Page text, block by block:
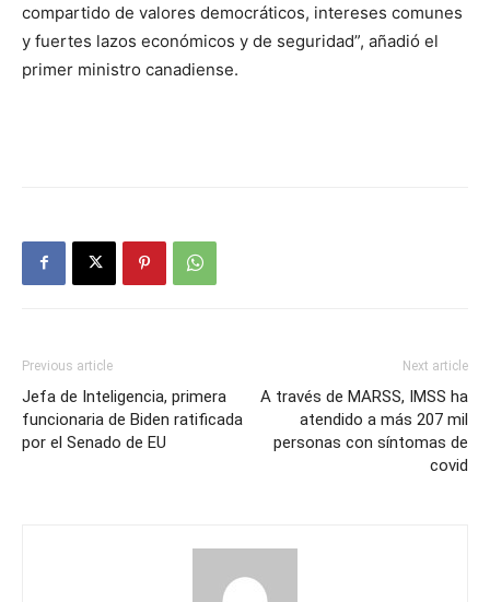
compartido de valores democráticos, intereses comunes
y fuertes lazos económicos y de seguridad”, añadió el
primer ministro canadiense.
Previous article
Jefa de Inteligencia, primera
funcionaria de Biden ratificada
por el Senado de EU
Next article
A través de MARSS, IMSS ha
atendido a más 207 mil
personas con síntomas de
covid